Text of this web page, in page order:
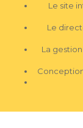
Le site
Le
La